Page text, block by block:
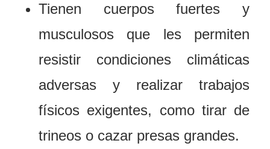
Tienen cuerpos fuertes y
musculosos que les permiten
resistir condiciones climáticas
adversas y realizar trabajos
físicos exigentes, como tirar de
trineos o cazar presas grandes.